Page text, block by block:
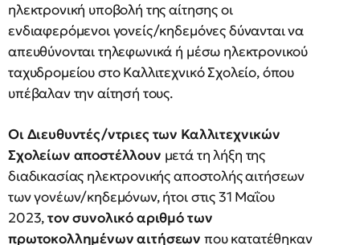
ηλεκτρονική υποβολή της αίτησης οι
ενδιαφερόμενοι γονείς/κηδεμόνες δύνανται να
απευθύνονται τηλεφωνικά ή μέσω ηλεκτρονικού
ταχυδρομείου στο Καλλιτεχνικό Σχολείο, όπου
υπέβαλαν την αίτησή τους.
Οι Διευθυντές/ντριες των Καλλιτεχνικών
Σχολείων αποστέλλουν μετά τη λήξη της
διαδικασίας ηλεκτρονικής αποστολής αιτήσεων
των γονέων/κηδεμόνων, ήτοι στις 31 Μαΐου
2023,τον συνολικό αριθμό των
πρωτοκολλημένων αιτήσεων που κατατέθηκαν